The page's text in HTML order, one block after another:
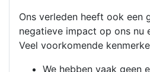
Ons verleden heeft ook een
negatieve impact op ons nu
Veel voorkomende
We hebben vaak geen